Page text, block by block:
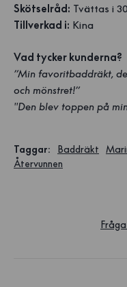
Skötselråd: Tvättas i
Tillverkad i: Kina
Vad tycker kunderna?
”Min favoritbaddräkt,
och mönstret!”
"Den blev toppen på
Taggar: Baddräkt
Återvunnen